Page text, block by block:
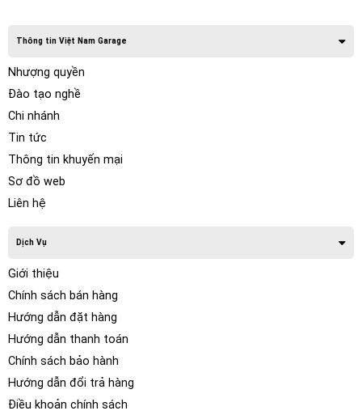
Thông tin Việt Nam Garage
Nhượng quyền
Đào tạo nghề
Chi nhánh
Tin tức
Thông tin khuyến mại
Sơ đồ web
Liên hệ
Dịch Vụ
Giới thiệu
Chính sách bán hàng
Hướng dẫn đặt hàng
Hướng dẫn thanh toán
Chính sách bảo hành
Hướng dẫn đổi trả hàng
Điều khoản chính sách